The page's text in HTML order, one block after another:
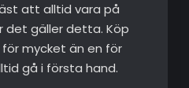
att alltid vara på
det gäller detta. Köp
mycket än en för
gå i första hand.